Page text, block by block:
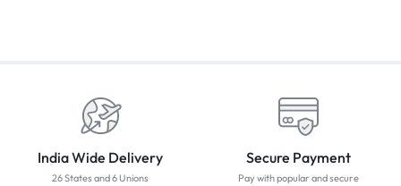
India Wide Delivery
26 States and 6 Unions
Secure Payment
Pay with popular and secure